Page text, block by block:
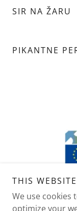
SIR NA ŽARU
PIKANTNE
THIS
We use cookies
optimize your